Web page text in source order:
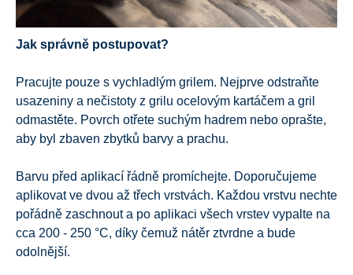
Jak správně postupovat?
Pracujte pouze s vychladlým grilem. Nejprve odstraňte
usazeniny a nečistoty z grilu ocelovým kartáčem a gril
odmastěte. Povrch otřete suchým hadrem nebo oprašte,
aby byl zbaven zbytků barvy a prachu.
Barvu před aplikací řádně promíchejte. Doporučujeme
aplikovat ve dvou až třech vrstvách. Každou vrstvu nechte
pořádně zaschnout a po aplikaci všech vrstev vypalte na
cca 200 - 250 °C, díky čemuž nátěr ztvrdne a bude
odolnější.